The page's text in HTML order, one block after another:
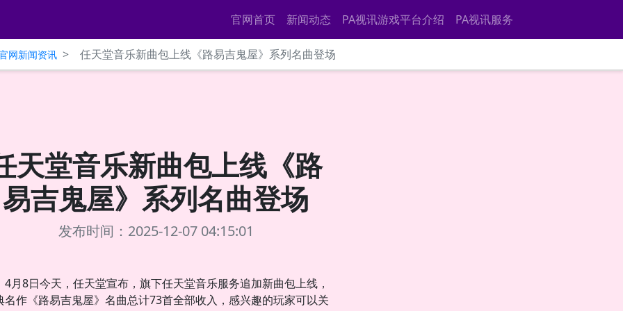
官网首页 新闻动态 PA视讯游戏平台介绍 PA视讯服务
网新闻资讯 > 任天堂音乐新曲包上线《路易吉鬼屋》系列名曲登场
天堂音乐新曲包上线《路
易吉鬼屋》系列名曲登场
发布时间：2025-12-07 04:15:01
4月8日今天，任天堂宣布，旗下任天堂音乐服务追加新曲包上线，
名作《路易吉鬼屋》名曲总计73首全部收入，感兴趣的玩家可以关